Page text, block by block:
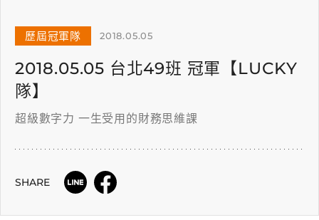
歷屆冠軍隊 2018.05.05
2018.05.05 台北49班 冠軍【LUCKY
隊】
超級數字力 一生受用的財務思維課
SHARE